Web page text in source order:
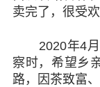
卖完了，很受
2020年4
察时，希望乡
路，因茶致富